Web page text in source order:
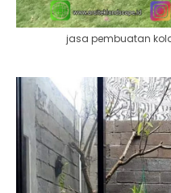
jasa pembuatan